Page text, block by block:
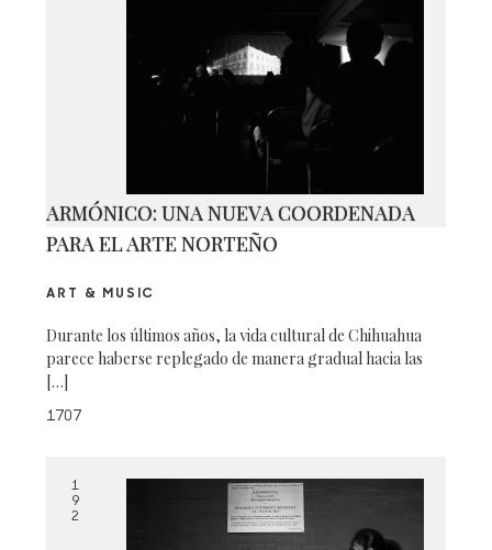
ARMÓNICO: UNA NUEVA COORDENADA
PARA EL ARTE NORTEÑO
ART & MUSIC
Durante los últimos años, la vida cultural de Chihuahua
parece haberse replegado de manera gradual hacia las
[…]
1707
1
9
2